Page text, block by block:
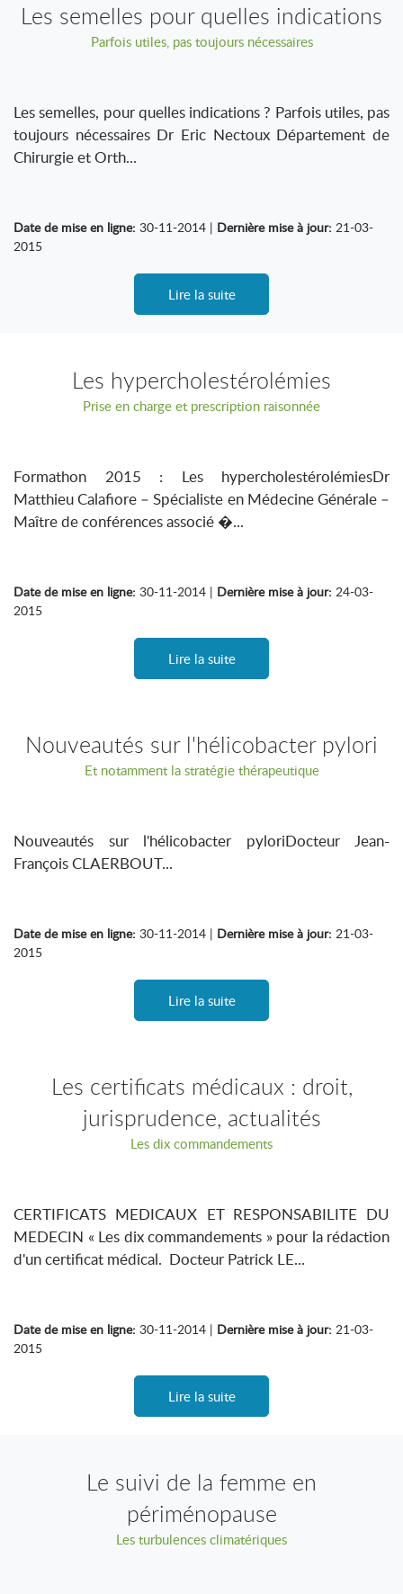
Les semelles pour quelles indications
Parfois utiles, pas toujours nécessaires
Les semelles, pour quelles indications ? Parfois utiles, pas
toujours nécessaires Dr Eric Nectoux Département de
Chirurgie et Orth...
Date de mise en ligne: 30-11-2014 | Dernière mise à jour: 21-03-
2015
Lire la suite
Les hypercholestérolémies
Prise en charge et prescription raisonnée
Formathon 2015 : Les hypercholestérolémiesDr
Matthieu Calafiore – Spécialiste en Médecine Générale –
Maître de conférences associé �...
Date de mise en ligne: 30-11-2014 | Dernière mise à jour: 24-03-
2015
Lire la suite
Nouveautés sur l'hélicobacter pylori
Et notamment la stratégie thérapeutique
Nouveautés sur l'hélicobacter pyloriDocteur Jean-
François CLAERBOUT...
Date de mise en ligne: 30-11-2014 | Dernière mise à jour: 21-03-
2015
Lire la suite
Les certificats médicaux : droit,
jurisprudence, actualités
Les dix commandements
CERTIFICATS MEDICAUX ET RESPONSABILITE DU
MEDECIN « Les dix commandements » pour la rédaction
d'un certificat médical. Docteur Patrick LE...
Date de mise en ligne: 30-11-2014 | Dernière mise à jour: 21-03-
2015
Lire la suite
Le suivi de la femme en
périménopause
Les turbulences climatériques